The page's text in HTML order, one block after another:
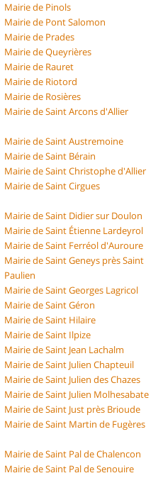
Mairie de Pinols
Mairie de Pont Salomon
Mairie de Prades
Mairie de Queyrières
Mairie de Rauret
Mairie de Riotord
Mairie de Rosières
Mairie de Saint Arcons d'Allier
Mairie de Saint Austremoine
Mairie de Saint Bérain
Mairie de Saint Christophe d'Allier
Mairie de Saint Cirgues
Mairie de Saint Didier sur Doulon
Mairie de Saint Étienne Lardeyrol
Mairie de Saint Ferréol d'Auroure
Mairie de Saint Geneys près Saint
Paulien
Mairie de Saint Georges Lagricol
Mairie de Saint Géron
Mairie de Saint Hilaire
Mairie de Saint Ilpize
Mairie de Saint Jean Lachalm
Mairie de Saint Julien Chapteuil
Mairie de Saint Julien des Chazes
Mairie de Saint Julien Molhesabate
Mairie de Saint Just près Brioude
Mairie de Saint Martin de Fugères
Mairie de Saint Pal de Chalencon
Mairie de Saint Pal de Senouire